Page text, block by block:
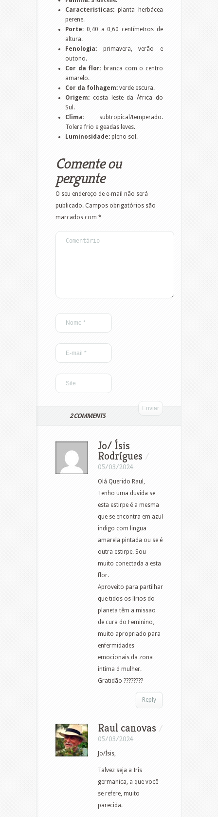
Características: planta herbácea
perene.
Porte: 0,40 a 0,60 centímetros de
altura.
Fenologia: primavera, verão e
outono.
Cor da flor: branca com o centro
amarelo.
Cor da folhagem: verde escura.
Origem: costa leste da África do
Sul.
Clima: subtropical/temperado.
Tolera frio e geadas leves.
Luminosidade: pleno sol.
Comente ou
pergunte
O seu endereço de e-mail não será
publicado. Campos obrigatórios são
marcados com *
2 COMMENTS
Jo/ Ísis
Rodrígues /
05/03/2024
Olá Querido Raul,
Tenho uma duvida se
esta estirpe é a mesma
que se encontra em azul
indigo com lingua
amarela pintada ou se é
outra estirpe. Sou
muito conectada a esta
flor.
Aproveito para partilhar
que tidos os lírios do
planeta têm a missao
de cura do Feminino,
muito apropriado para
enfermidades
emocionais da zona
intima d mulher.
Gratidão ????????
Reply
Raul canovas /
05/03/2024
Jo/Ísis,
Talvez seja a Iris
germanica, a que você
se refere, muito
parecida.